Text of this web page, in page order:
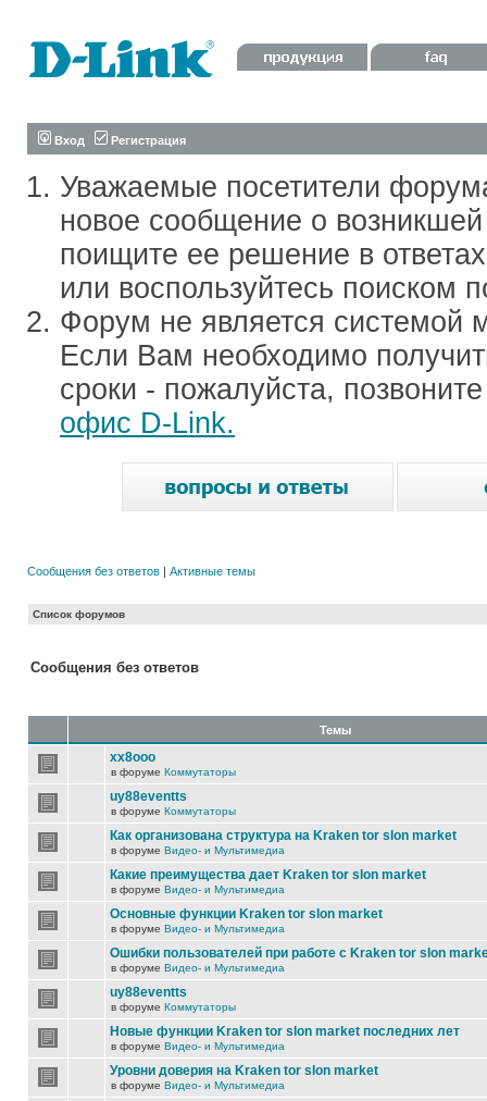
Вход Регистрация
Уважаемые посетители
новое сообщение о
поищите ее решение в
или воспользуйтесь поиском
Форум не является системой
Если Вам необходимо
сроки - пожалуйста,
офис D-Link.
Сообщения без ответов | Активные темы
Список форумов
Сообщения без ответов
Темы
xx8ooo
в форуме Коммутаторы
uy88eventts
в форуме Коммутаторы
Как организована структура на Kraken tor slon market
в форуме Видео- и Мультимедиа
Какие преимущества дает Kraken tor slon market
в форуме Видео- и Мультимедиа
Основные функции Kraken tor slon market
в форуме Видео- и Мультимедиа
Ошибки пользователей при работе с Kraken tor slon
в форуме Видео- и Мультимедиа
uy88eventts
в форуме Коммутаторы
Новые функции Kraken tor slon market последних лет
в форуме Видео- и Мультимедиа
Уровни доверия на Kraken tor slon market
в форуме Видео- и Мультимедиа